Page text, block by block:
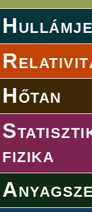
Hőtan
fizika